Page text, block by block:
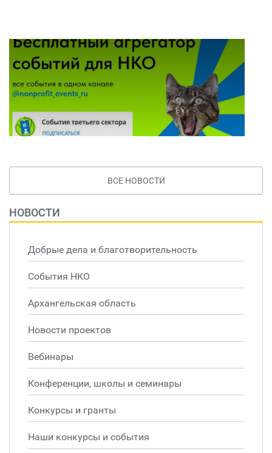
ВСЕ НОВОСТИ
НОВОСТИ
Добрые дела и благотворительность
События НКО
Архангельская область
Новости проектов
Вебинары
Конференции, школы и семинары
Конкурсы и гранты
Наши конкурсы и события